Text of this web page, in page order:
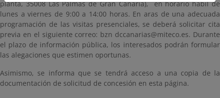
planta, 35008 Las Palmas de Gran Canaria), en horario hábil de
lunes a viernes de 9:00 a 14:00 horas. En aras de una adecuada
programación de las visitas presenciales, se deberá solicitar cita
previa en el siguiente correo: bzn dccanarias@miteco.es. Durante
el plazo de información pública, los interesados podrán formular
las alegaciones que estimen oportunas.
Asimismo, se informa que se tendrá acceso a una copia de la
documentación de solicitud de concesión en esta página.